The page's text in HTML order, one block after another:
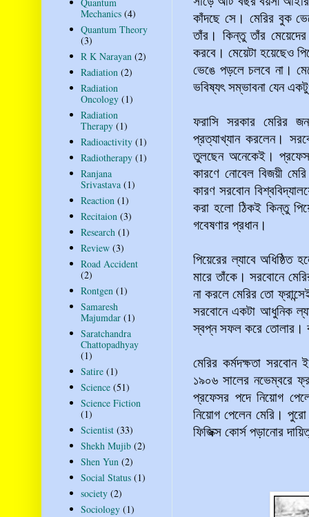
কাঁদছে সে। মেরির বুক
তাঁর। কিন্তু তাঁর
করবে। মেয়েটা হয়েছেও
ভেঙে পড়লে চলবে না।
ভবিষ্যৎ সম্ভাবনা যেন
ফরাসি সরকার মেরির
প্রত্যাখ্যান করলেন।
তুলছেন অনেকেই।
কারণে নোবেল বিজয়ী
কারণ সরবোন
করা হলো ঠিকই কিন্তু
গবেষণার প্রধান।
পিয়েরের ল্যাবে অধিষ্ঠিত
মারে তাঁকে। সরবোনে
না করলে মেরির তো
সরবোনে একটা আধুনিক
স্বপ্ন সফল করে তোলার।
মেরির কর্মদক্ষতা সরবোন
১৯০৬ সালের নভেম্বরে
প্রফেসর পদে নিয়োগ
নিয়োগ পেলেন মেরি।
ফিজিক্স কোর্স পড়ানোর
Mechanics (4)
Quantum Theory
(3)
R K Narayan (2)
Radiation (2)
Radiation
Oncology (1)
Radiation
Therapy (1)
Radioactivity (1)
Radiotherapy (1)
Ranjana
Srivastava (1)
Reaction (1)
Recitaion (3)
Research (1)
Review (3)
Road Accident
(2)
Rontgen (1)
Samaresh
Majumdar (1)
Saratchandra
Chattopadhyay
(1)
Satire (1)
Science (51)
Science Fiction
(1)
Scientist (33)
Shekh Mujib (2)
Shen Yun (2)
Social Status (1)
society (2)
Sociology (1)